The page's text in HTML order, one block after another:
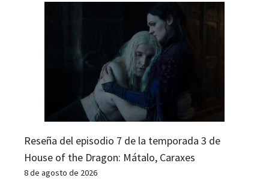
Reseña del episodio 7 de la temporada 3 de
House of the Dragon: Mátalo, Caraxes
8 de agosto de 2026